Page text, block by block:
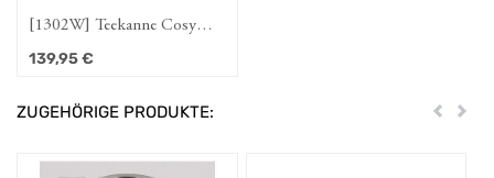
[1302W] Teekanne Cosy
1.3L weiß
139,95€
ZUGEHÖRIGE PRODUKTE: Zurück